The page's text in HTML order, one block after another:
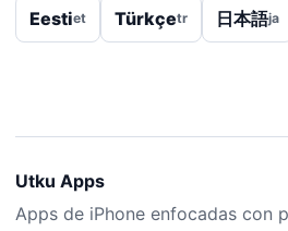
Eestiet Türkçetr 日本語ja
Utku Apps
Apps de iPhone enfocadas con